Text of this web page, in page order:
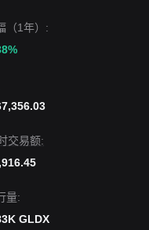
（1年）:
交易额:
量:
GLDX